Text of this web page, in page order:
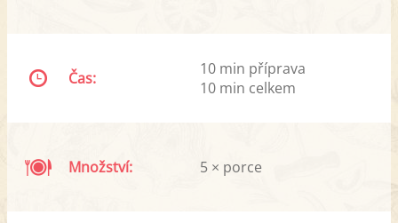
Čas:
10 min příprava
10 min celkem
Množství: 5 × porce